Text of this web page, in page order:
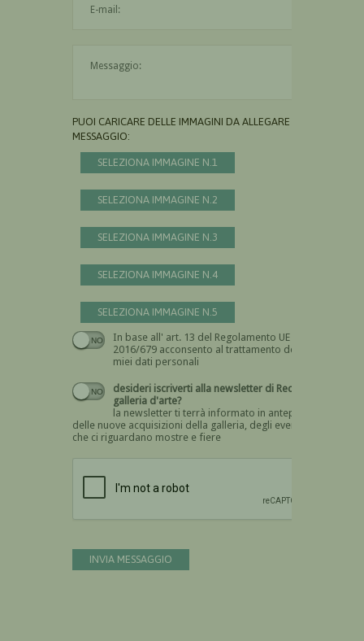
PUOI CARICARE DELLE IMMAGINI DA ALLEGARE AL
MESSAGGIO:
SELEZIONA IMMAGINE N.1
SELEZIONA IMMAGINE N.2
SELEZIONA IMMAGINE N.3
SELEZIONA IMMAGINE N.4
SELEZIONA IMMAGINE N.5
In base all' art. 13 del Regolamento UE n.
2016/679 acconsento al trattamento dei
miei dati personali
Devi dare il consenso
desideri iscriverti alla newsletter di Recta
galleria d'arte?
la newsletter ti terrà informato in anteprima
delle nuove acquisizioni della galleria, degli eventi
che ci riguardano mostre e fiere
INVIA MESSAGGIO